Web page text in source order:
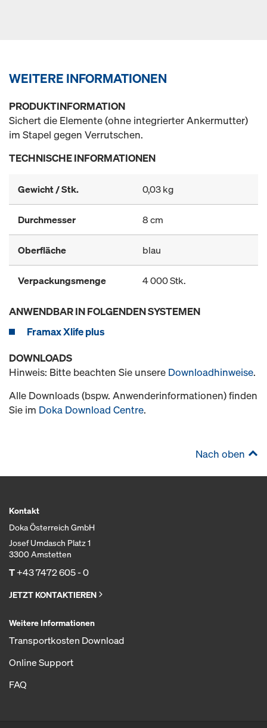
WEITERE INFORMATIONEN
PRODUKTINFORMATION
Sichert die Elemente (ohne integrierter Ankermutter)
im Stapel gegen Verrutschen.
TECHNISCHE INFORMATIONEN
Gewicht / Stk. 0,03 kg
Durchmesser 8 cm
Oberfläche blau
Verpackungsmenge 4 000 Stk.
ANWENDBAR IN FOLGENDEN SYSTEMEN
Framax Xlife plus
DOWNLOADS
Hinweis: Bitte beachten Sie unsere Downloadhinweise.
Alle Downloads (bspw. Anwenderinformationen) finden
Sie im Doka Download Centre.
Nach oben
Kontakt
Doka Österreich GmbH
Josef Umdasch Platz 1
3300 Amstetten
T+43 7472 605 - 0
JETZT KONTAKTIEREN
Weitere Informationen
Transportkosten Download
Online Support
FAQ